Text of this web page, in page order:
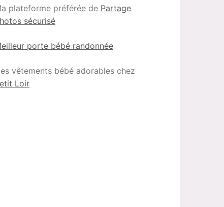
plateforme préférée de Partage
sécurisé
porte bébé randonnée
vêtements bébé adorables chez
Loir